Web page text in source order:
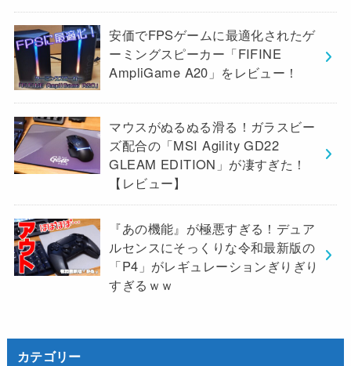
安価でFPSゲームに最適化されたゲ
ーミングスピーカー「FIFINE
AmpliGame A20」をレビュー！
マウスがぬるぬる滑る！ガラスビー
ズ配合の「MSI Agility GD22
GLEAM EDITION」が凄すぎた！
【レビュー】
『あの機能』が極悪すぎる！デュア
ルセンスにそっくりな令和最新版の
「P4」がレギュレーションぎりぎり
すぎるｗｗ
カテゴリー